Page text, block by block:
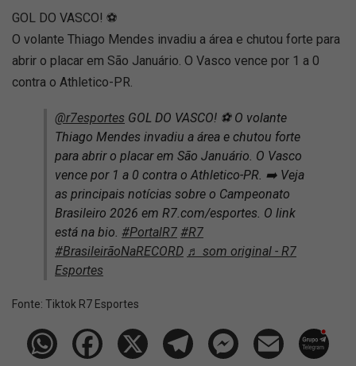
GOL DO VASCO! ⚽
O volante Thiago Mendes invadiu a área e chutou forte para
abrir o placar em São Januário. O Vasco vence por 1 a 0
contra o Athletico-PR.
@r7esportes GOL DO VASCO! ⚽ O volante
Thiago Mendes invadiu a área e chutou forte
para abrir o placar em São Januário. O Vasco
vence por 1 a 0 contra o Athletico-PR. ➡️ Veja
as principais notícias sobre o Campeonato
Brasileiro 2026 em R7.com/esportes. O link
está na bio. #PortalR7 #R7
#BrasileirãoNaRECORD ♬ som original - R7
Esportes
Fonte: Tiktok R7 Esportes